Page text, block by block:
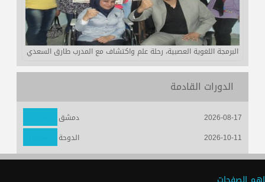
البرمجة اللغوية العصبية، رحلة علم واكتشاف مع المدرب طارق السعدي
الدورات القادمة
2026-08-17 دمشق
2026-10-11 الدوحة